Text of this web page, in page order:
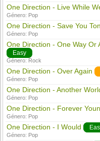
One Direction - Live While
Género: Pop
One Direction - Save You
Género: Pop
One Direction - One Way Or
Easy
Género: Rock
One Direction - Over Again
Género: Pop
One Direction - Another
Género: Pop
One Direction - Forever
Género: Pop
One Direction - I Would
Género: Pop